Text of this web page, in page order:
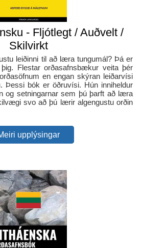
- Fljótlegt / Auðvelt /
Skilvirkt
leiðinni til að læra tungumál? Þá er
Flestar orðasafnsbækur veita þér
en engan skýran leiðarvísi
Þessi bók er öðruvísi. Hún inniheldur
og setningarnar sem þú þarft að læra
svo að þú lærir algengustu orðin
upplýsingar